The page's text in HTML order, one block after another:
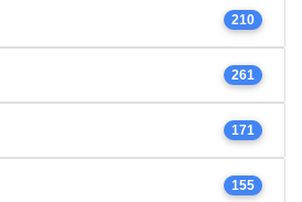
210
261
171
155